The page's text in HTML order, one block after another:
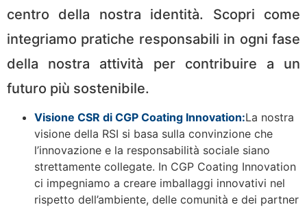
centro della nostra identità. Scopri come
integriamo pratiche responsabili in ogni fase
della nostra attività per contribuire a un
futuro più sostenibile.
Visione CSR di CGP Coating Innovation:La nostra
visione della RSI si basa sulla convinzione che
l’innovazione e la responsabilità sociale siano
strettamente collegate. In CGP Coating Innovation
ci impegniamo a creare imballaggi innovativi nel
rispetto dell’ambiente, delle comunità e dei partner